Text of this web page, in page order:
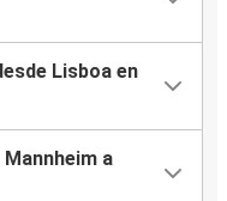
Lisboa en
a